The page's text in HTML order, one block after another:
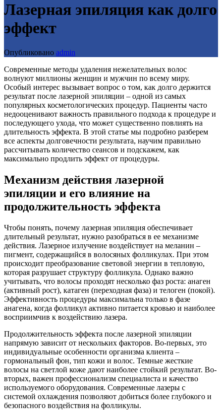
Лазерная эпиляция как долго
эффект
Опубликовано admin
Современные методы удаления нежелательных волос
волнуют миллионы женщин и мужчин по всему миру.
Особый интерес вызывает вопрос о том, как долго держится
результат после лазерной эпиляции – одной из самых
популярных косметологических процедур. Пациенты часто
недооценивают важность правильного подхода к процедуре и
последующего ухода, что может существенно повлиять на
длительность эффекта. В этой статье мы подробно разберем
все аспекты долговечности результата, научим правильно
рассчитывать количество сеансов и подскажем, как
максимально продлить эффект от процедуры.
Механизм действия лазерной
эпиляции и его влияние на
продолжительность эффекта
Чтобы понять, почему лазерная эпиляция обеспечивает
длительный результат, нужно разобраться в ее механизме
действия. Лазерное излучение воздействует на меланин –
пигмент, содержащийся в волосяных фолликулах. При этом
происходит преобразование световой энергии в тепловую,
которая разрушает структуру фолликула. Однако важно
учитывать, что волосы проходят несколько фаз роста: анаген
(активный рост), катаген (переходная фаза) и телоген (покой).
Эффективность процедуры максимальна только в фазе
анагена, когда фолликул активно питается кровью и наиболее
восприимчив к воздействию лазера.
Продолжительность эффекта после лазерной эпиляции
напрямую зависит от нескольких факторов. Во-первых, это
индивидуальные особенности организма клиента –
гормональный фон, тип кожи и волос. Темные жесткие
волосы на светлой коже дают наиболее стойкий результат. Во-
вторых, важен профессионализм специалиста и качество
используемого оборудования. Современные лазеры с
системой охлаждения позволяют добиться более глубокого и
безопасного воздействия на фолликулы.